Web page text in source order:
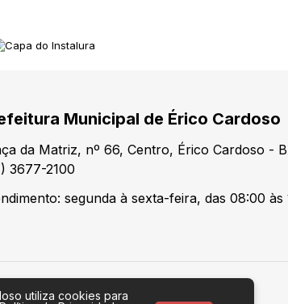
Municipal de Érico Cardoso
da Matriz, nº 66, Centro, Érico Cardoso -
3677-2100
segunda à sexta-feira, das 08:00 às
utiliza cookies para